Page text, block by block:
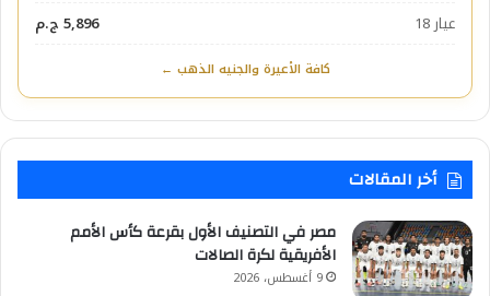
عيار 18
5,896 ج.م
كافة الأعيرة والجنيه الذهب ←
أخر المقالات
مصر في التصنيف الأول بقرعة كأس الأمم
الأفريقية لكرة الصالات
9 أغسطس، 2026